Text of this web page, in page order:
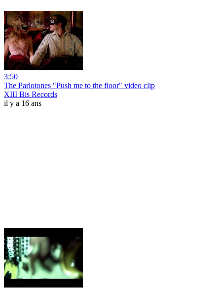
3:50
The Parlotones "Push me to the floor" video clip
XIII Bis Records
il y a 16 ans